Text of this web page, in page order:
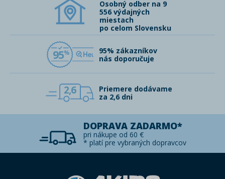
Osobný odber na 9
556 výdajných
miestach
po celom Slovensku
95
95% zákazníkov
nás doporučuje
2,6
Priemere dodávame
za 2,6 dni
DOPRAVA ZADARMO*
pri nákupe od 60 €
* platí pre vybraných dopravcov